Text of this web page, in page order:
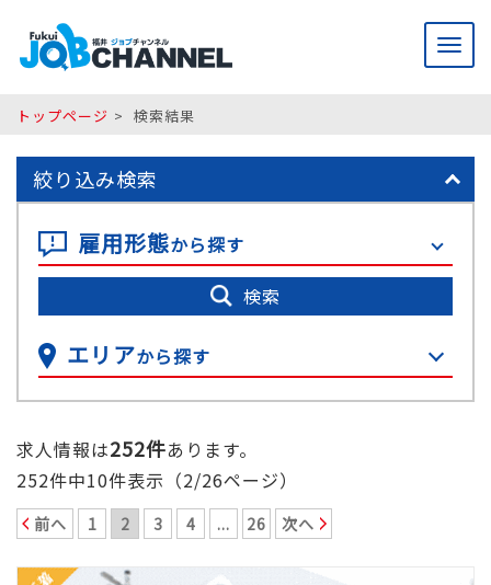
メ
ニ
トップページ 検索結果
絞り込み検索
雇用形態から探す
検索
エリアから探す
求人情報は252件あります。
252件中10件表示（2/26ページ）
前へ 1 2 3 4 ... 26 次へ